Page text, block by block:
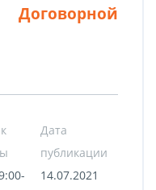
Договорной
Дата
публикации
14.07.2021